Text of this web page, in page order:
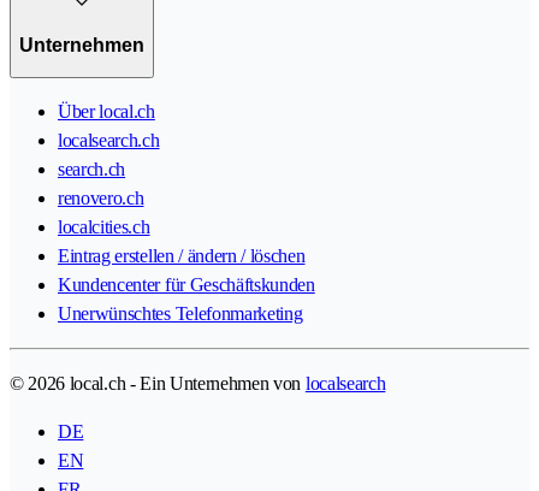
Unternehmen
Über local.ch
localsearch.ch
search.ch
renovero.ch
localcities.ch
Eintrag erstellen / ändern / löschen
Kundencenter für Geschäftskunden
Unerwünschtes Telefonmarketing
© 2026 local.ch - Ein Unternehmen von localsearch
DE
EN